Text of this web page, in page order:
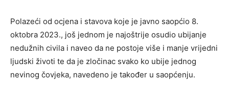
Polazeći od ocjena i stavova koje je javno saopćio 8.
oktobra 2023., još jednom je najoštrije osudio ubijanje
nedužnih civila i naveo da ne postoje više i manje vrijedni
ljudski životi te da je zločinac svako ko ubije jednog
nevinog čovjeka, navedeno je također u saopćenju.